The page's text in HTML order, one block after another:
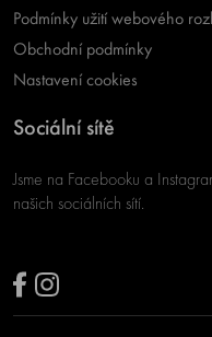
Podmínky užití webového
Obchodní podmínky
Nastavení cookies
Sociální sítě
Jsme na Facebooku a
našich sociálních sítí.